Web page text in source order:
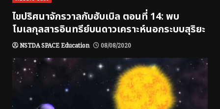
ไขปริศนาจักรวาลกับฮับเบิล ตอนที่ 14: พบ
โมเลกุลสารอินทรีย์บนดาวเคราะห์นอกระบบสุริยะ
NSTDA SPACE Education 08/08/2020